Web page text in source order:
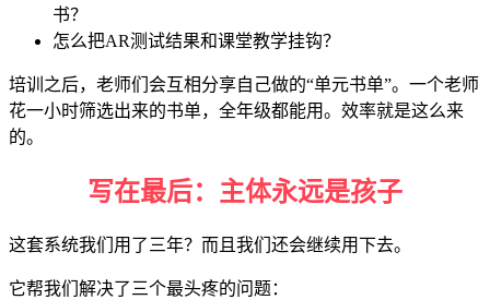
书？
怎么把AR测试结果和课堂教学挂钩？
培训之后，老师们会互相分享自己做的“单元书单”。一个老师
花一小时筛选出来的书单，全年级都能用。效率就是这么来
的。
写在最后：主体永远是孩子
这套系统我们用了三年？而且我们还会继续用下去。
它帮我们解决了三个最头疼的问题：